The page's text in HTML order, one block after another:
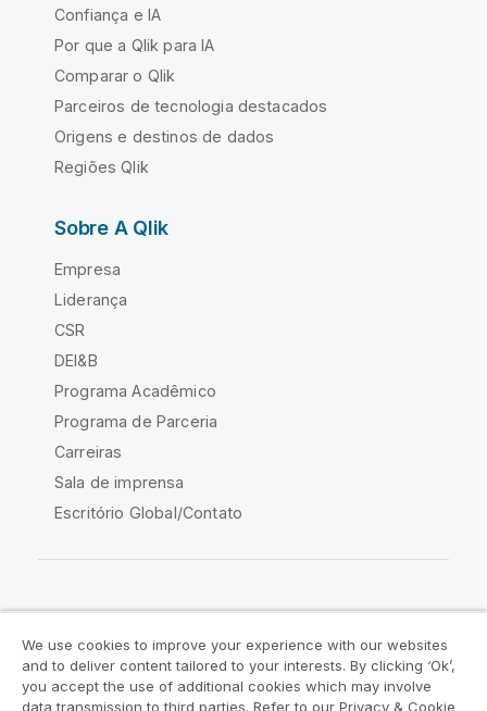
Confiança e IA
Por que a Qlik para IA
Comparar o Qlik
Parceiros de tecnologia destacados
Origens e destinos de dados
Regiões Qlik
Sobre A Qlik
Empresa
Liderança
CSR
DEI&B
Programa Acadêmico
Programa de Parceria
Carreiras
Sala de imprensa
Escritório Global/Contato
Acordos legais
Termos do produto
We use cookies to improve your experience with our websites
and to deliver content tailored to your interests. By clicking ‘Ok’,
you accept the use of additional cookies which may involve
data transmission to third parties. Refer to our Privacy & Cookie